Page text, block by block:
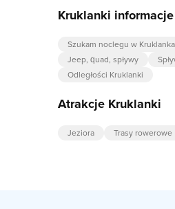
Kruklanki informacje
Szukam noclegu w
Jeep, quad, spływy
Odległości Kruklanki
Atrakcje Kruklanki
Jeziora Trasy rowerowe